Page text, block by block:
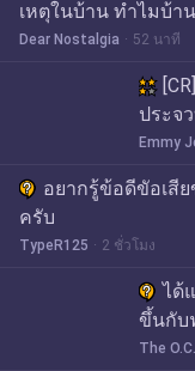
เหตุในบ้าน ทำไมบ้า
Dear Nostalgia 52 นาที
ประจ
Emmy
อยากรู้ข้อดีขัอเสีย
ครับ
TypeR125 2 ชั่วโมง
ได้
ขึ้นกับ
The O.C.